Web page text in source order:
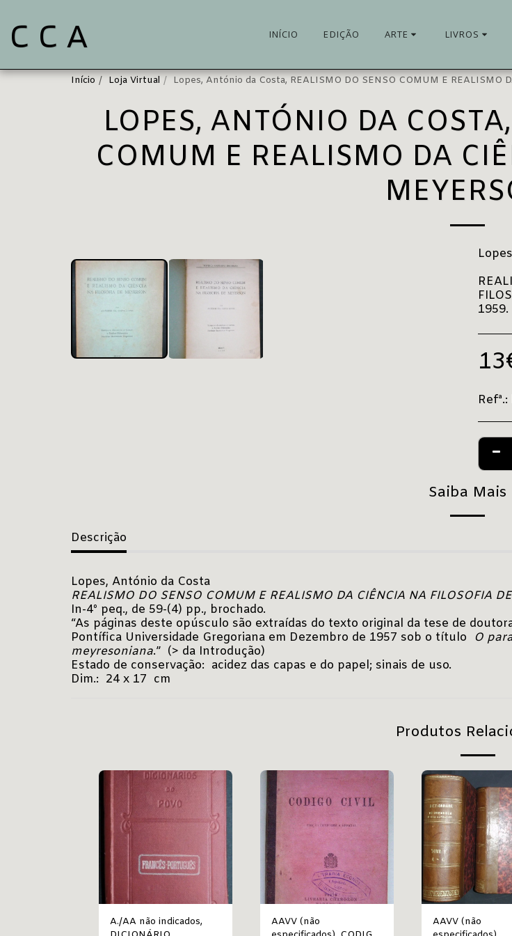
C C A INÍCIO EDIÇÃO ARTE LIVROS
Início Loja Virtual Lopes, António da Costa, REALISMO DO SENSO COMUM E REALISMO
LOPES, ANTÓNIO DA
COMUM E REALISMO DA
1959.
13
Refª.:
Saiba Mais
Descrição
Lopes, António da Costa
REALISMO DO SENSO COMUM E REALISMO DA CIÊNCIA NA FILOSOFIA
In-4º peq., de 59-(4) pp., brochado.
“As páginas deste opúsculo são extraídas do texto original da tese de
Pontífica Universidade Gregoriana em Dezembro de 1957 sob o título O
meyresoniana.” (> da Introdução)
Estado de conservação: acidez das capas e do papel; sinais de uso.
Dim.: 24 x 17 cm
Produtos
A./AA não indicados,
AAVV (não
AAVV (não